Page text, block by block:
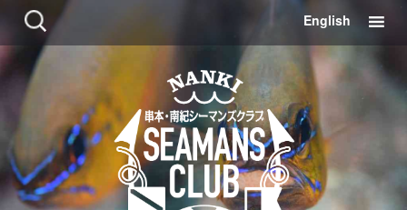
検
索:
コ
ン
ツ
に
English